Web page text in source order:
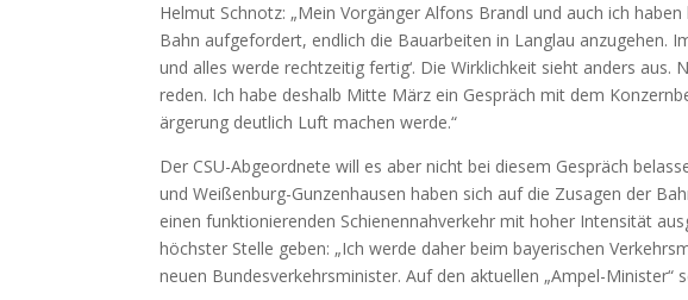
Hel­mut Schnotz: „Mein Vor­gän­ger Alfons Brandl und auch ich
Bahn auf­ge­for­dert, end­lich die Bau­ar­bei­ten in Langlau anzu­ge­hen.
und alles wer­de recht­zei­tig fer­tig‘. Die Wirk­lich­keit sieht anders
reden. Ich habe des­halb Mit­te März ein Gespräch mit dem
är­ge­rung deut­lich Luft machen wer­de.“
Der CSU-Abge­ord­ne­te will es aber nicht bei die­sem Gespräch
und Wei­ßen­burg-Gun­zen­hau­sen haben sich auf die Zusa­gen der
einen funk­tio­nie­ren­den Schie­nen­nah­ver­kehr mit hoher Inten­si­tät
höchs­ter Stel­le geben: „Ich wer­de daher beim baye­ri­schen
neu­en Bun­des­ver­kehrs­mi­nis­ter. Auf den aktu­el­len „Ampel-Minis­ter“